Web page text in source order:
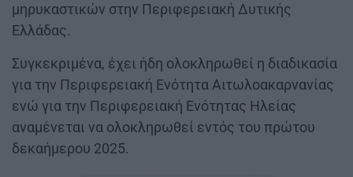
μηρυκαστικών στην Περιφερειακή Δυτικής
Ελλάδας.
Συγκεκριμένα, έχει ήδη ολοκληρωθεί η διαδικασία
για την Περιφερειακή Ενότητα Αιτωλοακαρνανίας
ενώ για την Περιφερειακή Ενότητας Ηλείας
αναμένεται να ολοκληρωθεί εντός του πρώτου
δεκαήμερου 2025.